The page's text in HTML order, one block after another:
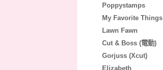
Poppystamps
My Favorite Things
Lawn Fawn
Cut & Boss (電動)
Gorjuss (Xcut)
Elizabeth